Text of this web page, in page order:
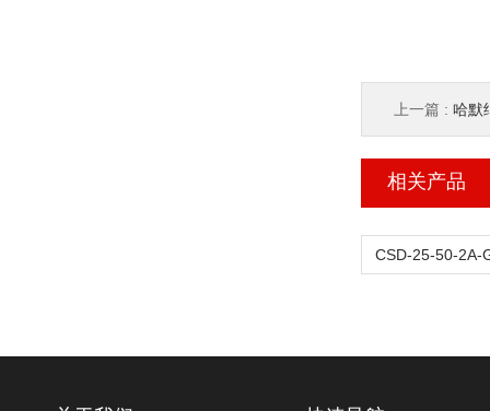
上一篇 : 哈默
相关产品